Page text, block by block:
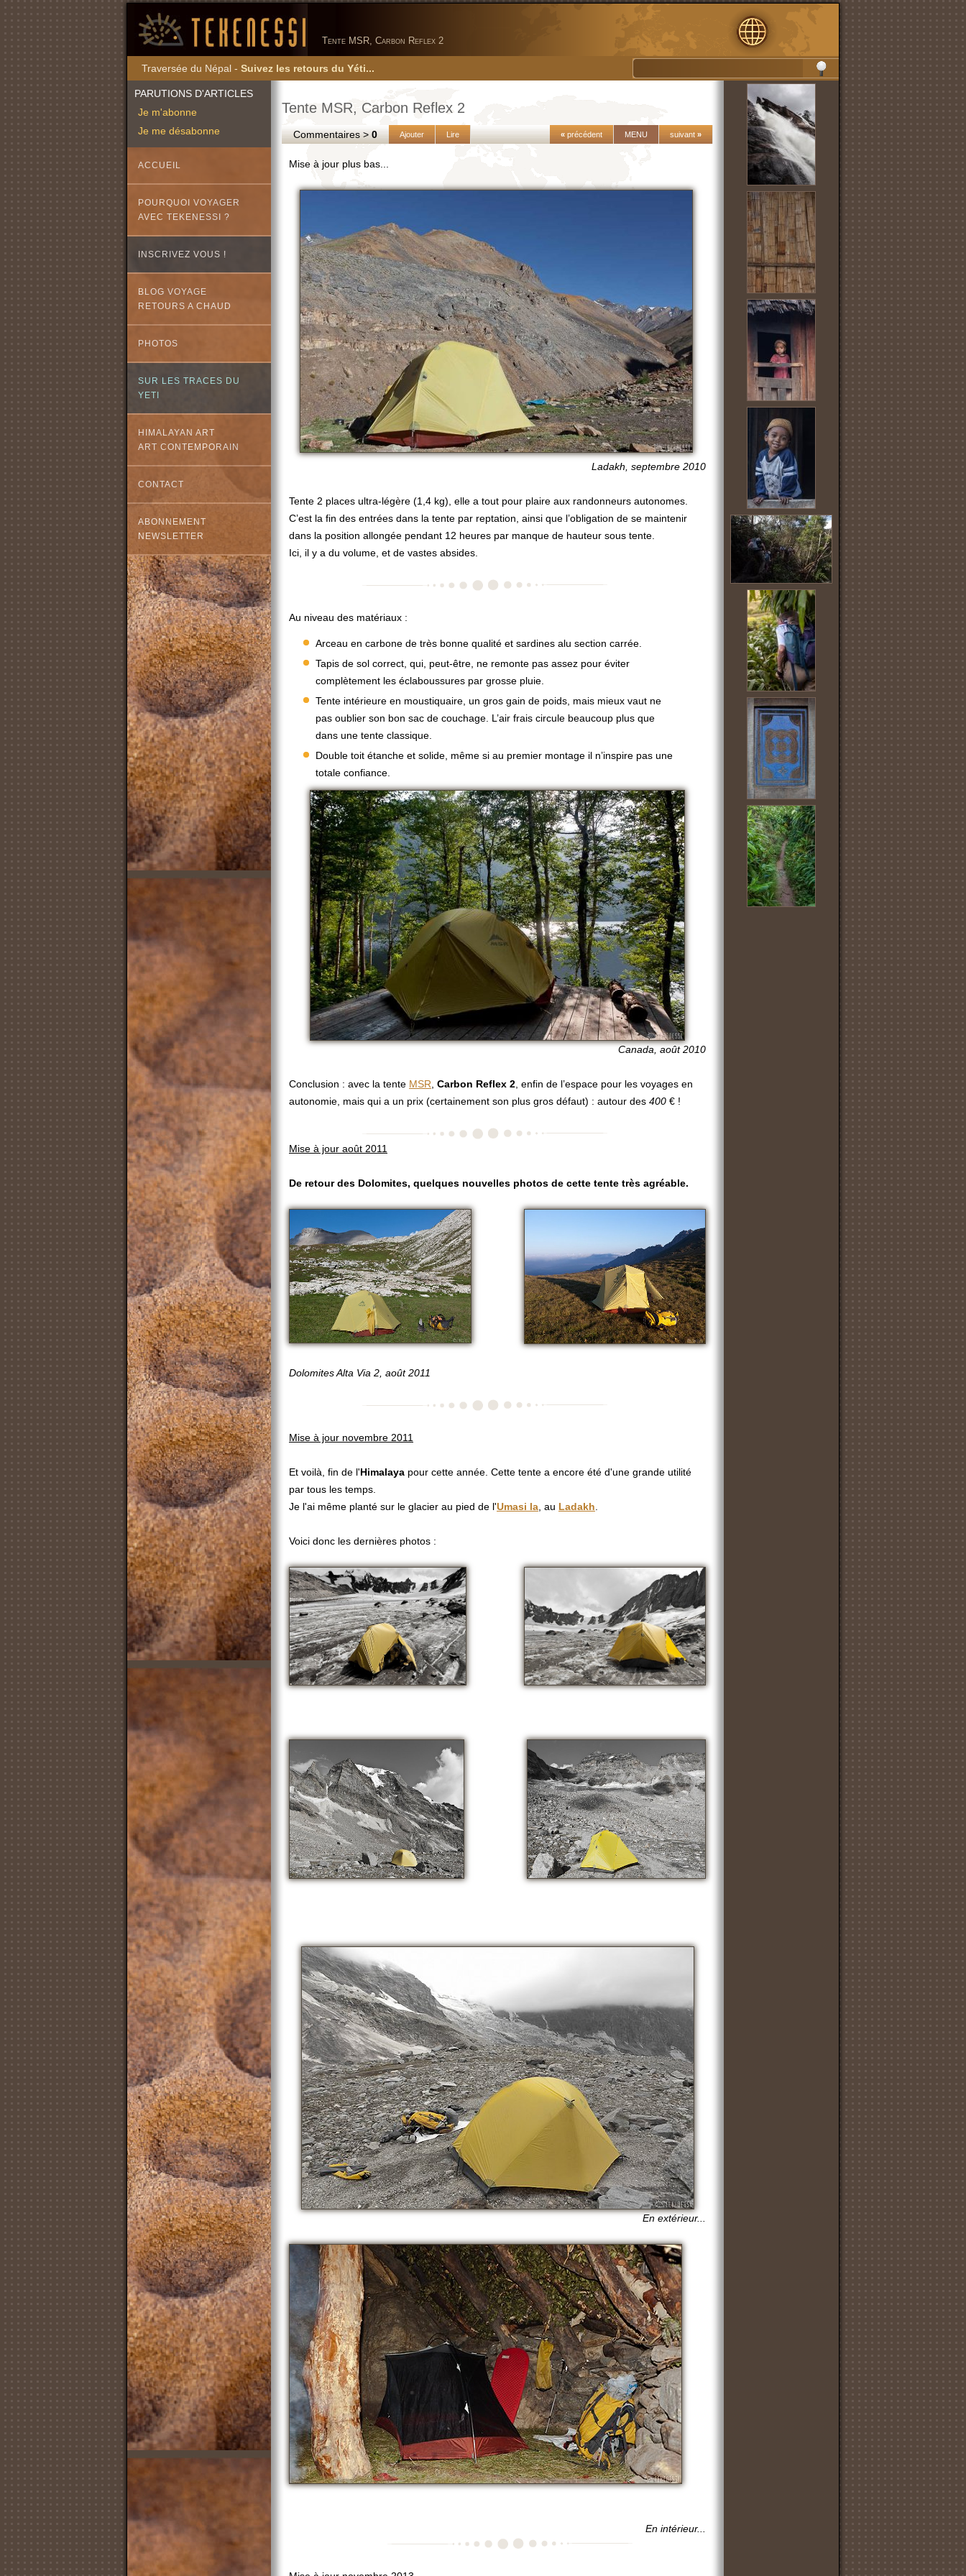
Tente MSR, Carbon Reflex 2
Traversée du Népal - Suivez les retours du Yéti...
PARUTIONS D'ARTICLES
Je m'abonne
Je me désabonne
ACCUEIL
POURQUOI VOYAGER
AVEC TEKENESSI ?
INSCRIVEZ VOUS !
BLOG VOYAGE
RETOURS A CHAUD
PHOTOS
SUR LES TRACES DU
YETI
HIMALAYAN ART
ART CONTEMPORAIN
CONTACT
ABONNEMENT
NEWSLETTER
Tente MSR, Carbon Reflex 2
Commentaires >0 Ajouter Lire suivant »
MENU
« précédent
Mise à jour plus bas...
Ladakh, septembre 2010
Tente 2 places ultra-légère (1,4 kg), elle a tout pour plaire aux randonneurs autonomes.
C’est la fin des entrées dans la tente par reptation, ainsi que l’obligation de se maintenir
dans la position allongée pendant 12 heures par manque de hauteur sous tente.
Ici, il y a du volume, et de vastes absides.
Au niveau des matériaux :
Arceau en carbone de très bonne qualité et sardines alu section carrée.
Tapis de sol correct, qui, peut-être, ne remonte pas assez pour éviter
complètement les éclaboussures par grosse pluie.
Tente intérieure en moustiquaire, un gros gain de poids, mais mieux vaut ne
pas oublier son bon sac de couchage. L’air frais circule beaucoup plus que
dans une tente classique.
Double toit étanche et solide, même si au premier montage il n’inspire pas une
totale confiance.
Canada, août 2010
Conclusion : avec la tente MSR Carbon Reflex 2 , enfin de l’espace pour les voyages en
autonomie, mais qui a un prix (certainement son plus gros défaut) : autour des 400 € !
Mise à jour août 2011
De retour des Dolomites, quelques nouvelles photos de cette tente très agréable.
Dolomites Alta Via 2, août 2011
Mise à jour novembre 2011
Et voilà, fin de l'Himalaya pour cette année. Cette tente a encore été d'une grande utilité
par tous les temps.
Je l'ai même planté sur le glacier au pied de l'Umasi la , au Ladakh
Voici donc les dernières photos :
En extérieur...
En intérieur...